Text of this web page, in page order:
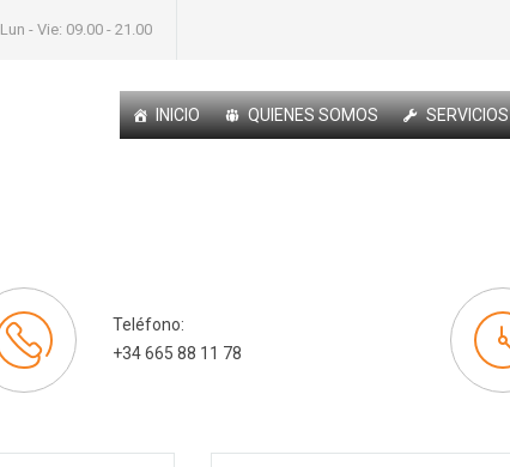
Lun - Vie: 09.00 - 21.00
INICIO QUIENES SOMOS SERVICIOS
Teléfono:
+34 665 88 11 78